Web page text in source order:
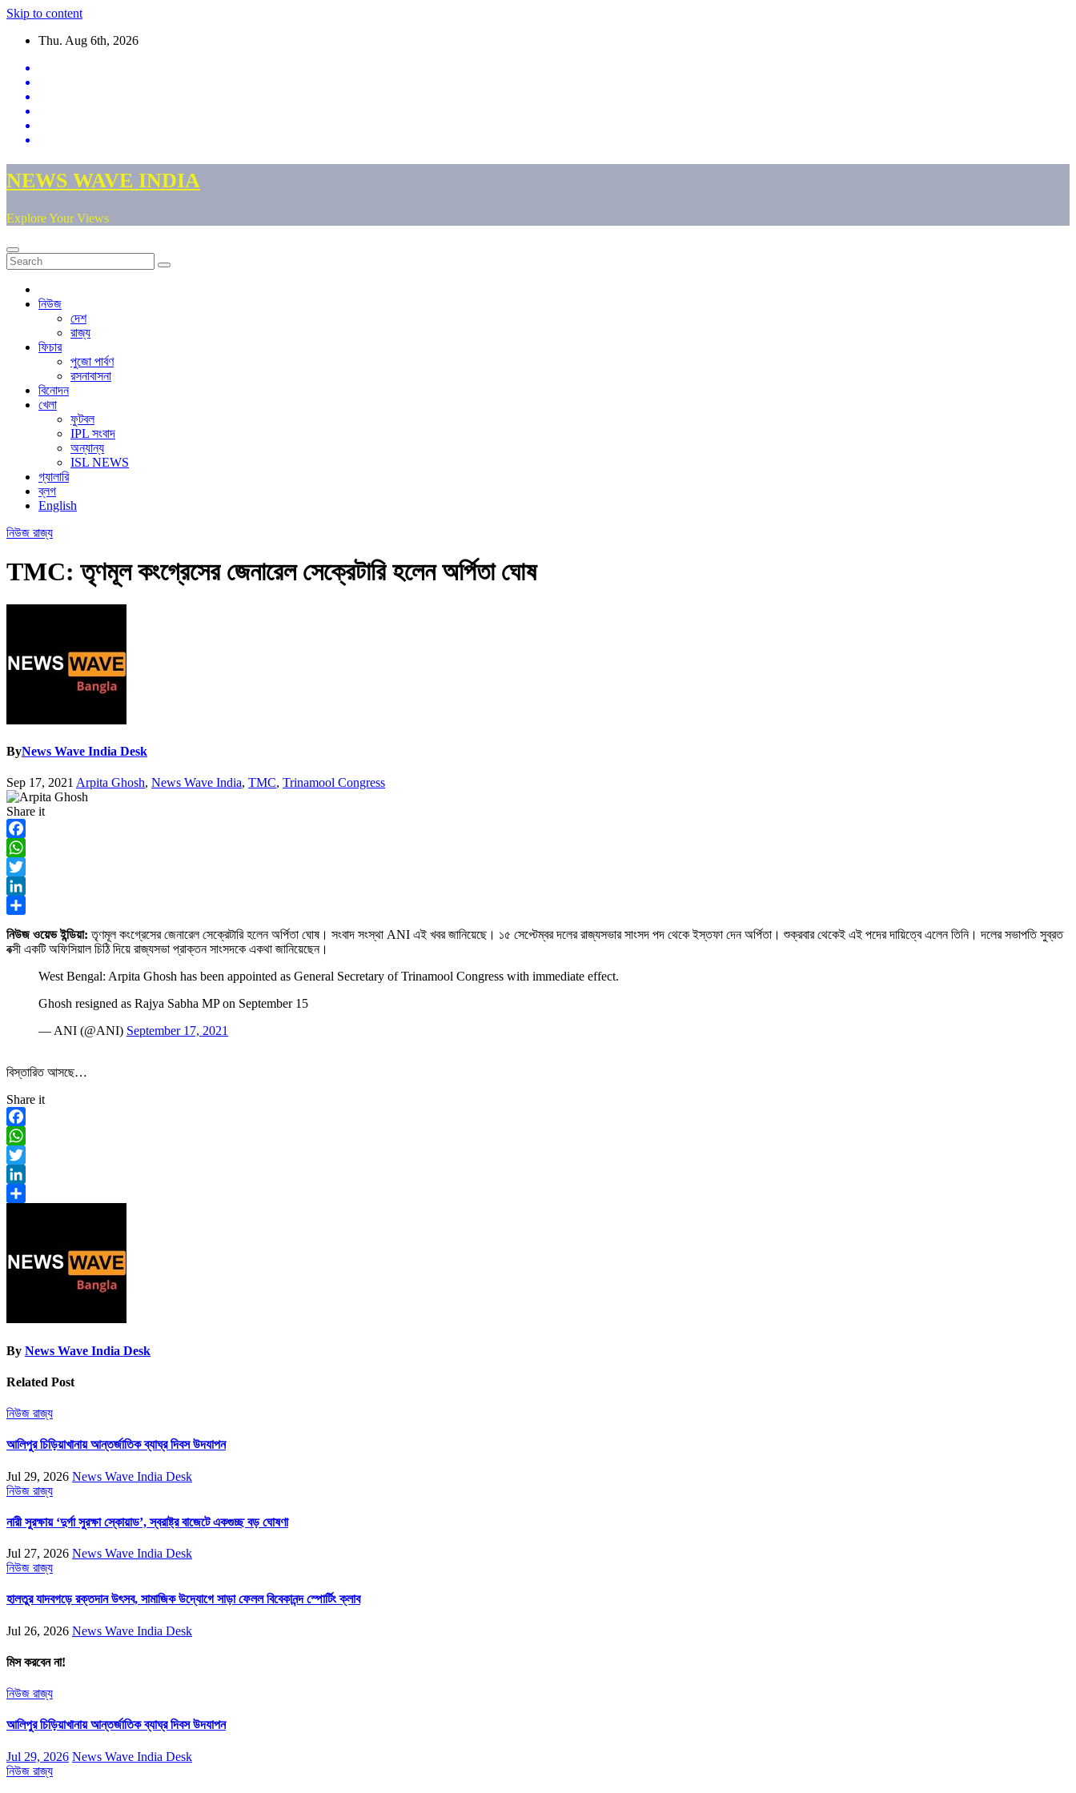
Skip to content
Thu. Aug 6th, 2026
NEWS WAVE INDIA
Explore Your Views
নিউজ
দেশ
রাজ্য
ফিচার
পুজো পার্বণ
রসনাবাসনা
বিনোদন
খেলা
ফুটবল
IPL সংবাদ
অন্যান্য
ISL NEWS
গ্যালারি
ব্লগ
English
নিউজ রাজ্য
TMC: তৃণমূল কংগ্রেসের জেনারেল সেক্রেটারি হলেন অর্পিতা ঘোষ
ByNews Wave India Desk
Sep 17, 2021 Arpita Ghosh, News Wave India, TMC, Trinamool Congress
Share it
Facebook
WhatsApp
Twitter
LinkedIn
নিউজ ওয়েভ ইন্ডিয়া: তৃণমূল কংগ্রেসের জেনারেল সেক্রেটারি হলেন অর্পিতা ঘোষ। সংবাদ সংস্থা ANI এই খবর জানিয়েছে। ১৫ সেপ্টেম্বর দলের রাজ্যসভার সাংসদ পদ থেকে ইস্তফা দেন অর্পিতা। শুক্রবার থেকেই এই পদের দায়িত্বে এলেন তিনি। দলের সভাপতি সুব্রত
বক্সী একটি অফিসিয়াল চিঠি দিয়ে রাজ্যসভা প্রাক্তন সাংসদকে একথা জানিয়েছেন।
West Bengal: Arpita Ghosh has been appointed as General Secretary of Trinamool Congress with immediate effect.
Ghosh resigned as Rajya Sabha MP on September 15
— ANI (@ANI) September 17, 2021
বিস্তারিত আসছে…
Share it
Facebook
WhatsApp
Twitter
LinkedIn
By News Wave India Desk
Related Post
নিউজ রাজ্য
আলিপুর চিড়িয়াখানায় আন্তর্জাতিক ব্যাঘ্র দিবস উদযাপন
Jul 29, 2026 News Wave India Desk
নিউজ রাজ্য
নারী সুরক্ষায় ‘দুর্গা সুরক্ষা স্কোয়াড’, স্বরাষ্ট্র বাজেটে একগুচ্ছ বড় ঘোষণা
Jul 27, 2026 News Wave India Desk
নিউজ রাজ্য
হালতুর যাদবগড়ে রক্তদান উৎসব, সামাজিক উদ্যোগে সাড়া ফেলল বিবেকানন্দ স্পোর্টিং ক্লাব
Jul 26, 2026 News Wave India Desk
মিস করবেন না!
নিউজ রাজ্য
আলিপুর চিড়িয়াখানায় আন্তর্জাতিক ব্যাঘ্র দিবস উদযাপন
Jul 29, 2026 News Wave India Desk
নিউজ রাজ্য